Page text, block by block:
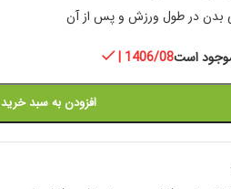
در طول ورزش و پس از آن
| 1406/08
افزودن به سبد خرید